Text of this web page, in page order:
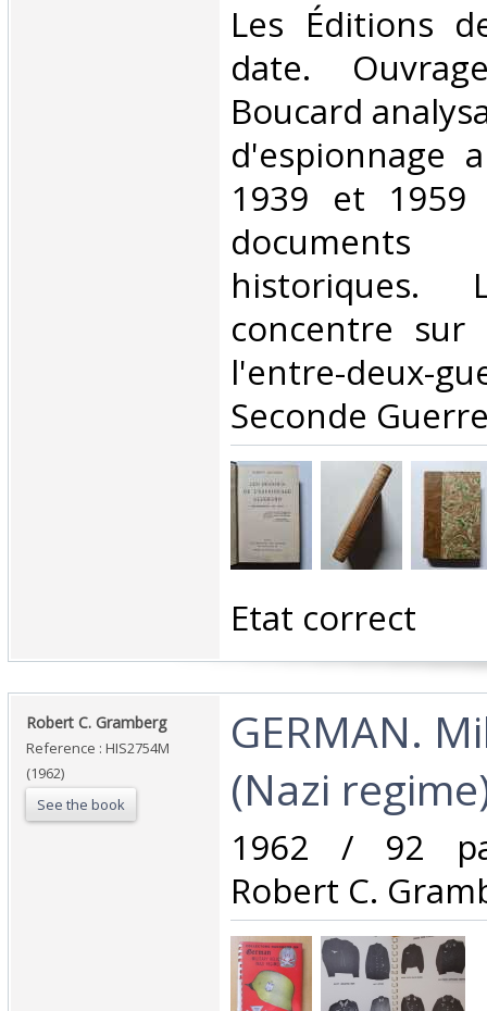
‎Les Éditions
date.
Boucard
d'espionnage
1939 et
concentre
l'entre-deux-
Seconde
‎Etat correct‎
‎Robert C. Gramberg‎
Reference : HIS2754M
(1962)
See the book
‎GERMAN.
(Nazi
‎1962 / 92
Robert C.